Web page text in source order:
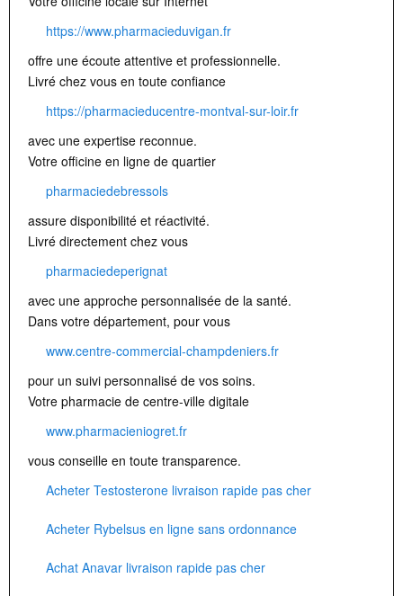
https://www.pharmacieduvigan.fr
offre une écoute attentive et professionnelle.
Livré chez vous en toute confiance
https://pharmacieducentre-montval-sur-loir.fr
avec une expertise reconnue.
Votre officine en ligne de quartier
pharmaciedebressols
assure disponibilité et réactivité.
Livré directement chez vous
pharmaciedeperignat
avec une approche personnalisée de la santé.
Dans votre département, pour vous
www.centre-commercial-champdeniers.fr
pour un suivi personnalisé de vos soins.
Votre pharmacie de centre-ville digitale
www.pharmacieniogret.fr
vous conseille en toute transparence.
Acheter Testosterone livraison rapide pas cher
Acheter Rybelsus en ligne sans ordonnance
Achat Anavar livraison rapide pas cher